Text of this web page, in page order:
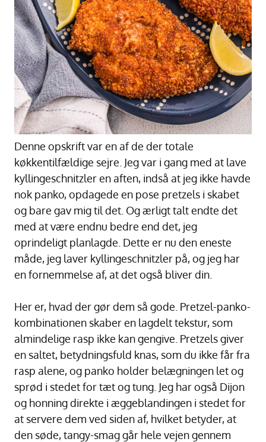
Denne opskrift var en af de der totale
køkkentilfældige sejre. Jeg var i gang med at lave
kyllingeschnitzler en aften, indså at jeg ikke havde
nok panko, opdagede en pose pretzels i skabet
og bare gav mig til det. Og ærligt talt endte det
med at være endnu bedre end det, jeg
oprindeligt planlagde. Dette er nu den eneste
måde, jeg laver kyllingeschnitzler på, og jeg har
en fornemmelse af, at det også bliver din.
Her er, hvad der gør dem så gode. Pretzel-panko-
kombinationen skaber en lagdelt tekstur, som
almindelige rasp ikke kan gengive. Pretzels giver
en saltet, betydningsfuld knas, som du ikke får fra
rasp alene, og panko holder belægningen let og
sprød i stedet for tæt og tung. Jeg har også Dijon
og honning direkte i æggeblandingen i stedet for
at servere dem ved siden af, hvilket betyder, at
den søde, tangy-smag går hele vejen gennem